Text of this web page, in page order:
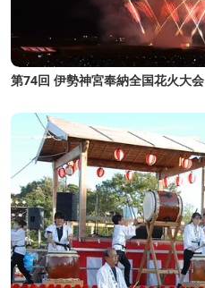
第74回 伊勢神宮奉納全国花火大会